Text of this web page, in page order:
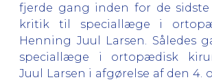
fjerde gang inden for de sidste
kritik til speciallæge i
Henning Juul Larsen. Således
speciallæge i ortopædisk
Juul Larsen i afgørelse af den 4.